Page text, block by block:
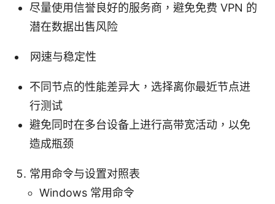
尽量使用信誉良好的服务商，避免免费 VPN 的
潜在数据出售风险
网速与稳定性
不同节点的性能差异大，选择离你最近节点进
行测试
避免同时在多台设备上进行高带宽活动，以免
造成瓶颈
常用命令与设置对照表
Windows 常用命令